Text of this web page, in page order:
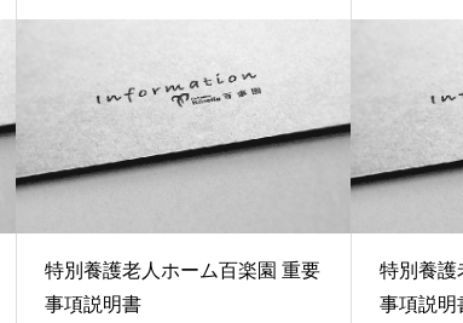
特別養護老人ホーム百楽園 重要
事項説明書
特別養護
事項説明